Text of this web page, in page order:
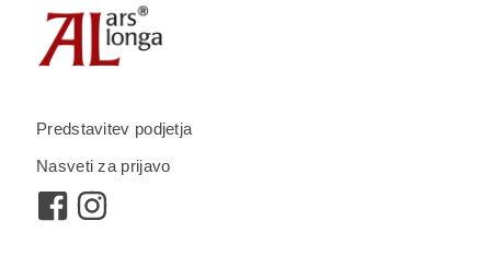
Predstavitev podjetja
Nasveti za prijavo